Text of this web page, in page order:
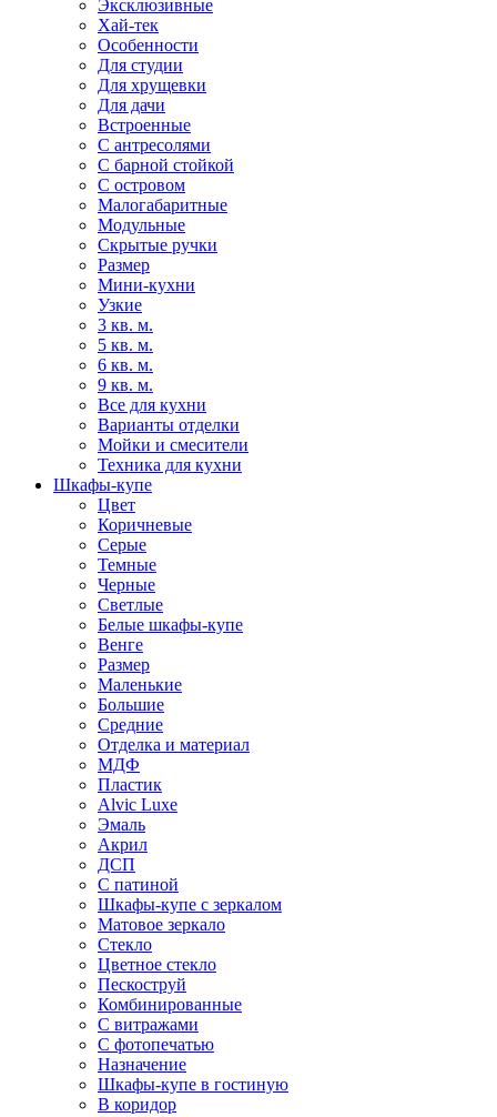
Эксклюзивные
Хай-тек
Особенности
Для студии
Для хрущевки
Для дачи
Встроенные
С антресолями
С барной стойкой
С островом
Малогабаритные
Модульные
Скрытые ручки
Размер
Мини-кухни
Узкие
3 кв. м.
5 кв. м.
6 кв. м.
9 кв. м.
Все для кухни
Варианты отделки
Мойки и смесители
Техника для кухни
Шкафы-купе
Цвет
Коричневые
Серые
Темные
Черные
Светлые
Белые шкафы-купе
Венге
Размер
Маленькие
Большие
Средние
Отделка и материал
МДФ
Пластик
Alvic Luxe
Эмаль
Акрил
ДСП
С патиной
Шкафы-купе с зеркалом
Матовое зеркало
Стекло
Цветное стекло
Пескоструй
Комбинированные
С витражами
С фотопечатью
Назначение
Шкафы-купе в гостиную
В коридор